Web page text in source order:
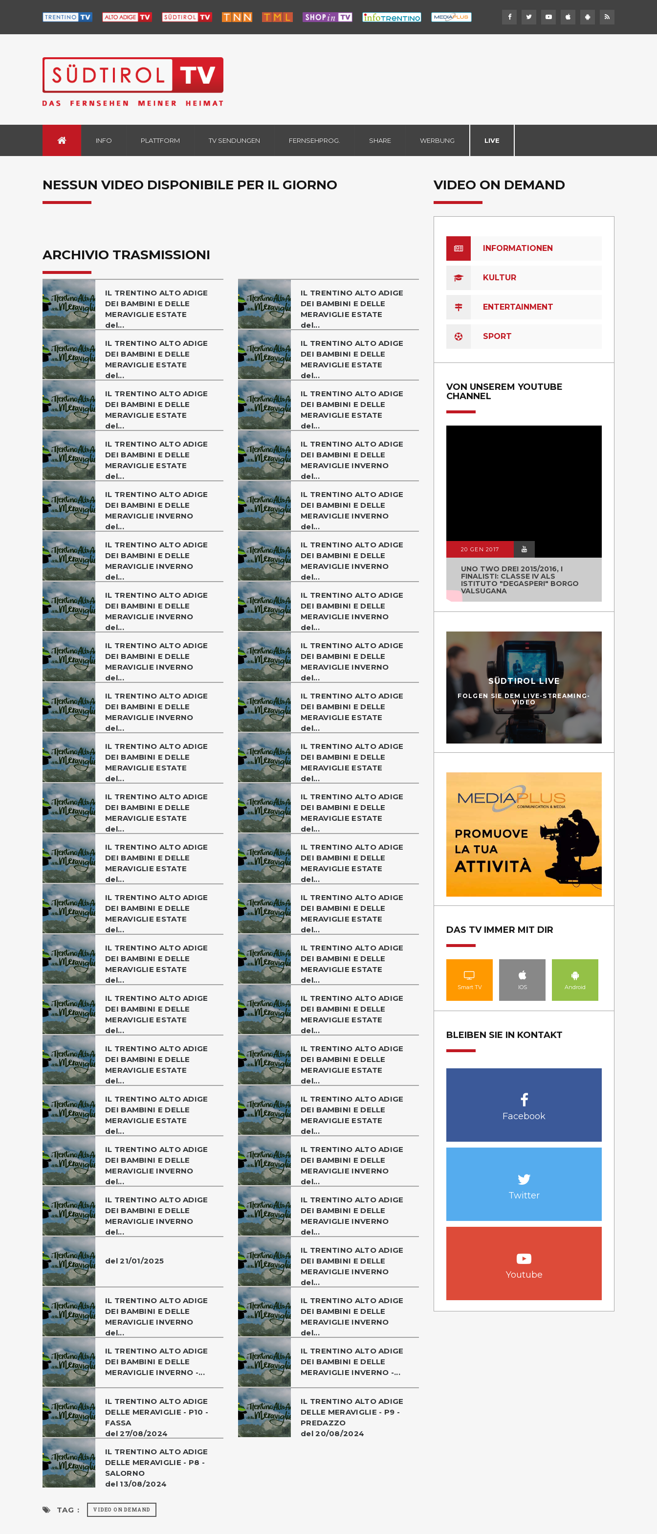
INFO PLATTFORM TV SENDUNGEN FERNSEHPROG. SHARE WERBUNG LIVE
NESSUN VIDEO DISPONIBILE PER IL GIORNO
ARCHIVIO TRASMISSIONI
IL TRENTINO ALTO ADIGE
DEI BAMBINI E DELLE
MERAVIGLIE ESTATE
del...
IL TRENTINO ALTO ADIGE
DEI BAMBINI E DELLE
MERAVIGLIE ESTATE
del...
IL TRENTINO ALTO ADIGE
DEI BAMBINI E DELLE
MERAVIGLIE ESTATE
del...
IL TRENTINO ALTO ADIGE
DEI BAMBINI E DELLE
MERAVIGLIE ESTATE
del...
IL TRENTINO ALTO ADIGE
DEI BAMBINI E DELLE
MERAVIGLIE ESTATE
del...
IL TRENTINO ALTO ADIGE
DEI BAMBINI E DELLE
MERAVIGLIE ESTATE
del...
IL TRENTINO ALTO ADIGE
DEI BAMBINI E DELLE
MERAVIGLIE ESTATE
del...
IL TRENTINO ALTO ADIGE
DEI BAMBINI E DELLE
MERAVIGLIE INVERNO
del...
IL TRENTINO ALTO ADIGE
DEI BAMBINI E DELLE
MERAVIGLIE INVERNO
del...
IL TRENTINO ALTO ADIGE
DEI BAMBINI E DELLE
MERAVIGLIE INVERNO
del...
IL TRENTINO ALTO ADIGE
DEI BAMBINI E DELLE
MERAVIGLIE INVERNO
del...
IL TRENTINO ALTO ADIGE
DEI BAMBINI E DELLE
MERAVIGLIE INVERNO
del...
IL TRENTINO ALTO ADIGE
DEI BAMBINI E DELLE
MERAVIGLIE INVERNO
del...
IL TRENTINO ALTO ADIGE
DEI BAMBINI E DELLE
MERAVIGLIE INVERNO
del...
IL TRENTINO ALTO ADIGE
DEI BAMBINI E DELLE
MERAVIGLIE INVERNO
del...
IL TRENTINO ALTO ADIGE
DEI BAMBINI E DELLE
MERAVIGLIE INVERNO
del...
IL TRENTINO ALTO ADIGE
DEI BAMBINI E DELLE
MERAVIGLIE INVERNO
del...
IL TRENTINO ALTO ADIGE
DEI BAMBINI E DELLE
MERAVIGLIE ESTATE
del...
IL TRENTINO ALTO ADIGE
DEI BAMBINI E DELLE
MERAVIGLIE ESTATE
del...
IL TRENTINO ALTO ADIGE
DEI BAMBINI E DELLE
MERAVIGLIE ESTATE
del...
IL TRENTINO ALTO ADIGE
DEI BAMBINI E DELLE
MERAVIGLIE ESTATE
del...
IL TRENTINO ALTO ADIGE
DEI BAMBINI E DELLE
MERAVIGLIE ESTATE
del...
IL TRENTINO ALTO ADIGE
DEI BAMBINI E DELLE
MERAVIGLIE ESTATE
del...
IL TRENTINO ALTO ADIGE
DEI BAMBINI E DELLE
MERAVIGLIE ESTATE
del...
IL TRENTINO ALTO ADIGE
DEI BAMBINI E DELLE
MERAVIGLIE ESTATE
del...
IL TRENTINO ALTO ADIGE
DEI BAMBINI E DELLE
MERAVIGLIE ESTATE
del...
IL TRENTINO ALTO ADIGE
DEI BAMBINI E DELLE
MERAVIGLIE ESTATE
del...
IL TRENTINO ALTO ADIGE
DEI BAMBINI E DELLE
MERAVIGLIE ESTATE
del...
IL TRENTINO ALTO ADIGE
DEI BAMBINI E DELLE
MERAVIGLIE ESTATE
del...
IL TRENTINO ALTO ADIGE
DEI BAMBINI E DELLE
MERAVIGLIE ESTATE
del...
IL TRENTINO ALTO ADIGE
DEI BAMBINI E DELLE
MERAVIGLIE ESTATE
del...
IL TRENTINO ALTO ADIGE
DEI BAMBINI E DELLE
MERAVIGLIE ESTATE
del...
IL TRENTINO ALTO ADIGE
DEI BAMBINI E DELLE
MERAVIGLIE ESTATE
del...
IL TRENTINO ALTO ADIGE
DEI BAMBINI E DELLE
MERAVIGLIE ESTATE
del...
IL TRENTINO ALTO ADIGE
DEI BAMBINI E DELLE
MERAVIGLIE INVERNO
del...
IL TRENTINO ALTO ADIGE
DEI BAMBINI E DELLE
MERAVIGLIE INVERNO
del...
IL TRENTINO ALTO ADIGE
DEI BAMBINI E DELLE
MERAVIGLIE INVERNO
del...
IL TRENTINO ALTO ADIGE
DEI BAMBINI E DELLE
MERAVIGLIE INVERNO
del...
del 21/01/2025
IL TRENTINO ALTO ADIGE
DEI BAMBINI E DELLE
MERAVIGLIE INVERNO
del...
IL TRENTINO ALTO ADIGE
DEI BAMBINI E DELLE
MERAVIGLIE INVERNO
del...
IL TRENTINO ALTO ADIGE
DEI BAMBINI E DELLE
MERAVIGLIE INVERNO
del...
IL TRENTINO ALTO ADIGE
DEI BAMBINI E DELLE
MERAVIGLIE INVERNO -...
IL TRENTINO ALTO ADIGE
DEI BAMBINI E DELLE
MERAVIGLIE INVERNO -...
IL TRENTINO ALTO ADIGE
DELLE MERAVIGLIE - P10 -
FASSA
del 27/08/2024
IL TRENTINO ALTO ADIGE
DELLE MERAVIGLIE - P9 -
PREDAZZO
del 20/08/2024
IL TRENTINO ALTO ADIGE
DELLE MERAVIGLIE - P8 -
SALORNO
del 13/08/2024
TAG : VIDEO ON DEMAND
VIDEO ON DEMAND
INFORMATIONEN
KULTUR
ENTERTAINMENT
SPORT
VON UNSEREM YOUTUBE
CHANNEL
20 GEN 2017
UNO TWO DREI 2015/2016, I
FINALISTI: CLASSE IV ALS
ISTITUTO "DEGASPERI" BORGO
VALSUGANA
SÜDTIROL LIVE
FOLGEN SIE DEM LIVE-STREAMING-
VIDEO
DAS TV IMMER MIT DIR
Smart TV IOS Android
BLEIBEN SIE IN KONTAKT
Facebook
Twitter
Youtube